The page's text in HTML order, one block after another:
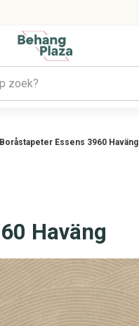
Boråstapeter Essens 3960 Haväng
Haväng